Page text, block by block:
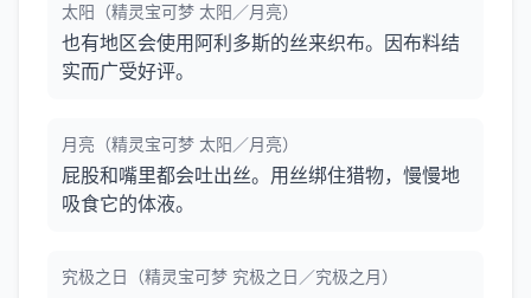
太阳（精灵宝可梦 太阳／月亮）
也有地区会使用阿利多斯的丝来织布。因布料结
实而广受好评。
月亮（精灵宝可梦 太阳／月亮）
屁股和嘴里都会吐出丝。用丝绑住猎物，慢慢地
吸食它的体液。
究极之日（精灵宝可梦 究极之日／究极之月）